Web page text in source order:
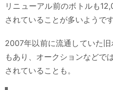
リニューアル前のボトルも
されていることが多いようです
2007年以前に流通していた
もあり、オークションなど
されていることも。